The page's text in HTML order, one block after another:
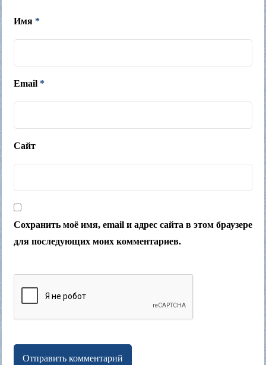
Имя *
Email *
Сайт
Сохранить моё имя, email и адрес сайта в этом браузере
для последующих моих комментариев.